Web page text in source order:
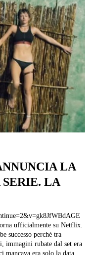
LA
LA
ufficialmente su Netflix.
successo perché tra
immagini rubate dal set era
mancava era solo la data